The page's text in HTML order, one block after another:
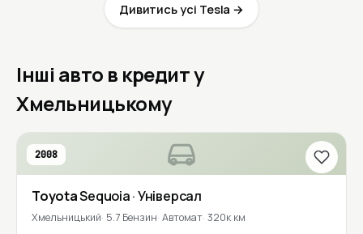
Дивитись усі Tesla →
Інші авто в кредит у
Хмельницькому
2008
ToyotaSequoia· Універсал
Хмельницький 5.7 Бензин Автомат 320к км